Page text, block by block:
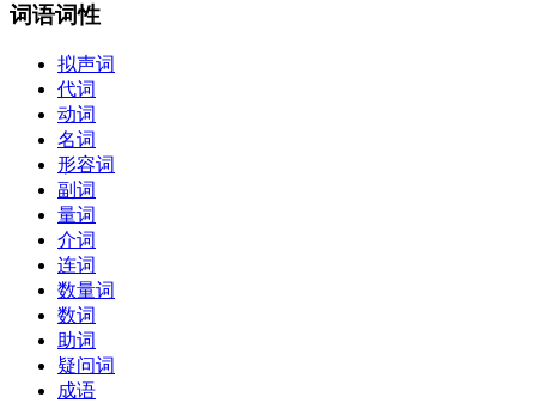
词语词性
拟声词
代词
动词
名词
形容词
副词
量词
介词
连词
数量词
数词
助词
疑问词
成语